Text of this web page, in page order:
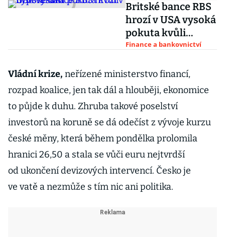
Britské bance RBS
hrozí v USA vysoká
pokuta kvůli
hypotékám
Finance a bankovnictví
Vládní krize, neřízené ministerstvo financí,
rozpad koalice, jen tak dál a hlouběji, ekonomice
to půjde k duhu. Zhruba takové poselství
investorů na koruně se dá odečíst z vývoje kurzu
české měny, která během pondělka prolomila
hranici 26,50 a stala se vůči euru nejtvrdší
od ukončení devizových intervencí. Česko je
ve vatě a nezmůže s tím nic ani politika.